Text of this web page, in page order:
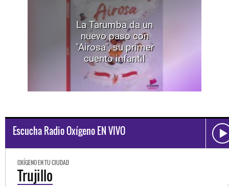
La Tarumba da un
nuevo paso con
"Airosa", su primer
cuento infantil
Escucha Radio Oxígeno EN VIVO
OXÍGENO EN TU CIUDAD
Trujillo